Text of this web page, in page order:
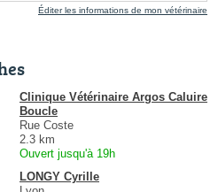
Éditer les informations de mon vétérinaire
Clinique Vétérinaire Argos Caluire
Boucle
Rue Coste
2.3 km
Ouvert jusqu'à 19h
LONGY Cyrille